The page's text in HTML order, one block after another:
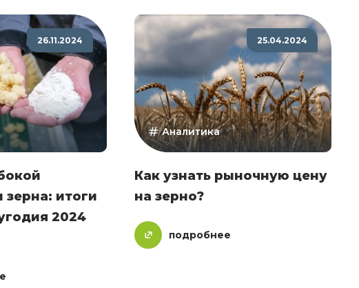
26.11.2024
зерна: итоги
2024
25.04.2024
Аналитика
Как узнать рыночную цену
на зерно?
подробнее